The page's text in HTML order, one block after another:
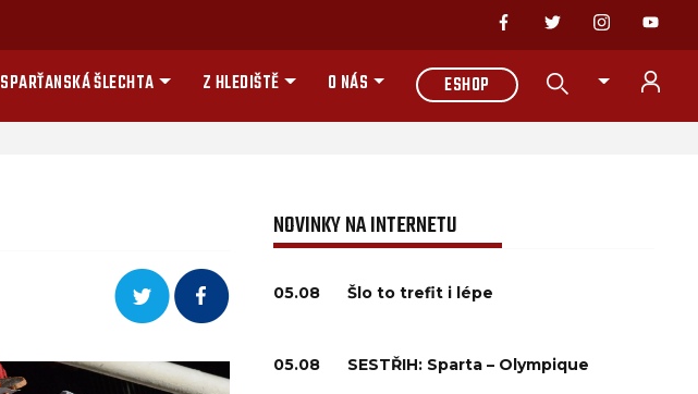
SPARŤANSKÁ ŠLECHTA Z HLEDIŠTĚ O NÁS ESHOP
NOVINKY NA INTERNETU
05.08 Šlo to trefit i lépe
05.08 SESTŘIH: Sparta – Olympique